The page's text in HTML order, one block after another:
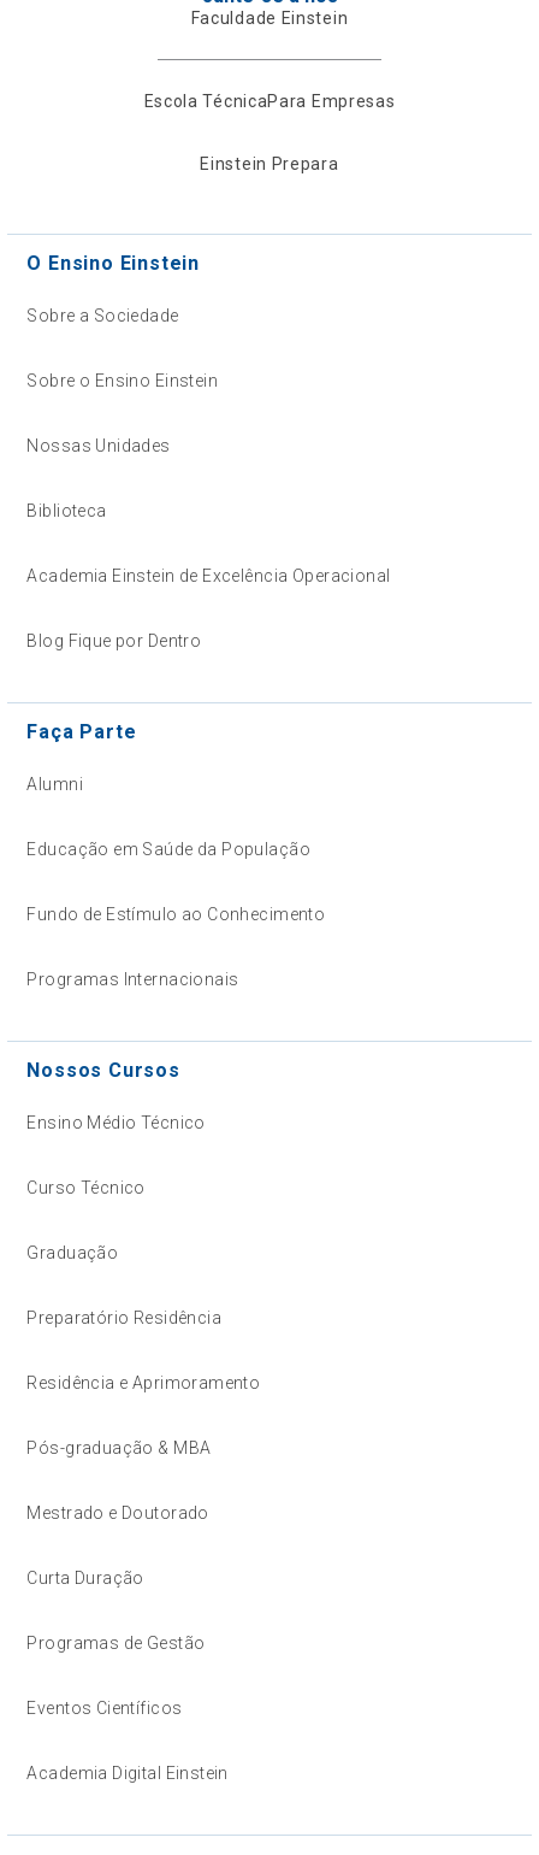
Faculdade Einstein
Escola TécnicaPara Empresas
Einstein Prepara
O Ensino Einstein
Sobre a Sociedade
Sobre o Ensino Einstein
Nossas Unidades
Biblioteca
Academia Einstein de Excelência Operacional
Blog Fique por Dentro
Faça Parte
Alumni
Educação em Saúde da População
Fundo de Estímulo ao Conhecimento
Programas Internacionais
Nossos Cursos
Ensino Médio Técnico
Curso Técnico
Graduação
Preparatório Residência
Residência e Aprimoramento
Pós-graduação & MBA
Mestrado e Doutorado
Curta Duração
Programas de Gestão
Eventos Científicos
Academia Digital Einstein